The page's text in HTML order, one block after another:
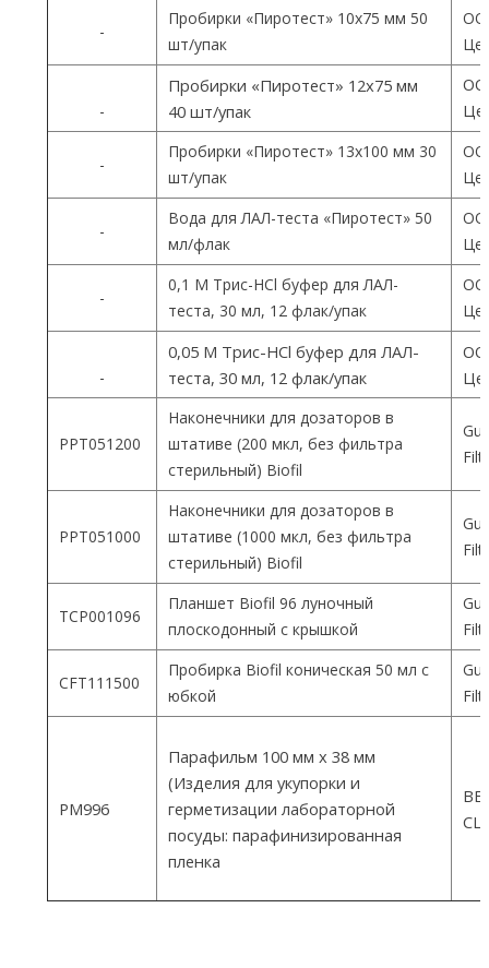
-
Пробирки «Пиротест» 10х75 мм 50
шт/упак
-
Пробирки «Пиротест» 12х75 мм
40 шт/упак
-
Пробирки «Пиротест» 13х100 мм 30
шт/упак
-
Вода для ЛАЛ-теста «Пиротест» 50
мл/флак
-
0,1 М Трис-HCl буфер для ЛАЛ-
теста, 30 мл, 12 флак/упак
-
0,05 М Трис-HCl буфер для ЛАЛ-
теста, 30 мл, 12 флак/упак
PPT051200
Наконечники для дозаторов в
штативе (200 мкл, без фильтра
стерильный) Biofil
PPT051000
Наконечники для дозаторов в
штативе (1000 мкл, без фильтра
стерильный) Biofil
TCP001096
Планшет Biofil 96 луночный
плоскодонный с крышкой
CFT111500
Пробирка Biofil коническая 50 мл с
юбкой
PM996
Парафильм 100 мм х 38 мм
(Изделия для укупорки и
герметизации лабораторной
посуды: парафинизированная
пленка